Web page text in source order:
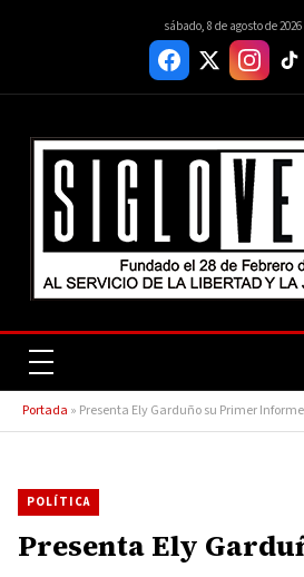
sábado, 8 de agosto de 2026
Portada » Presenta Ely Garduño su Primer
POLÍTICA
Presenta Ely